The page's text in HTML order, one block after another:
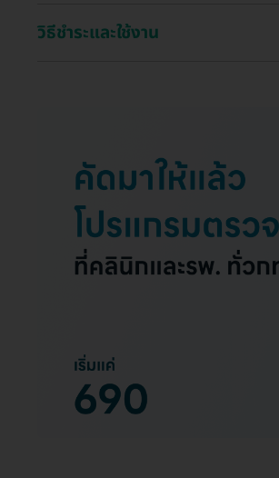
วิธีชำระและใช้งาน